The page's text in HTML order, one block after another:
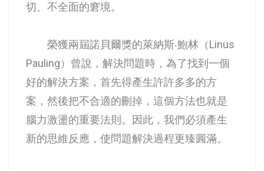
切、不全面的窘境。
榮獲兩屆諾貝爾獎的萊納斯‧鮑林（Linus
Pauling）曾說，解決問題時，為了找到一個
好的解決方案，首先得產生許許多多的方
案，然後把不合適的刪掉，這個方法也就是
腦力激盪的重要法則。因此，我們必須產生
新的思維反應，使問題解決過程更臻圓滿。